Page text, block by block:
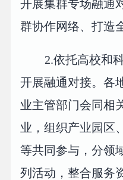
开展集群专场融通
群协作网络、打造
2.依托高校和
开展融通对接。各
业主管部门会同相
业，组织产业园区
等共同参与，分领
列活动，整合服务